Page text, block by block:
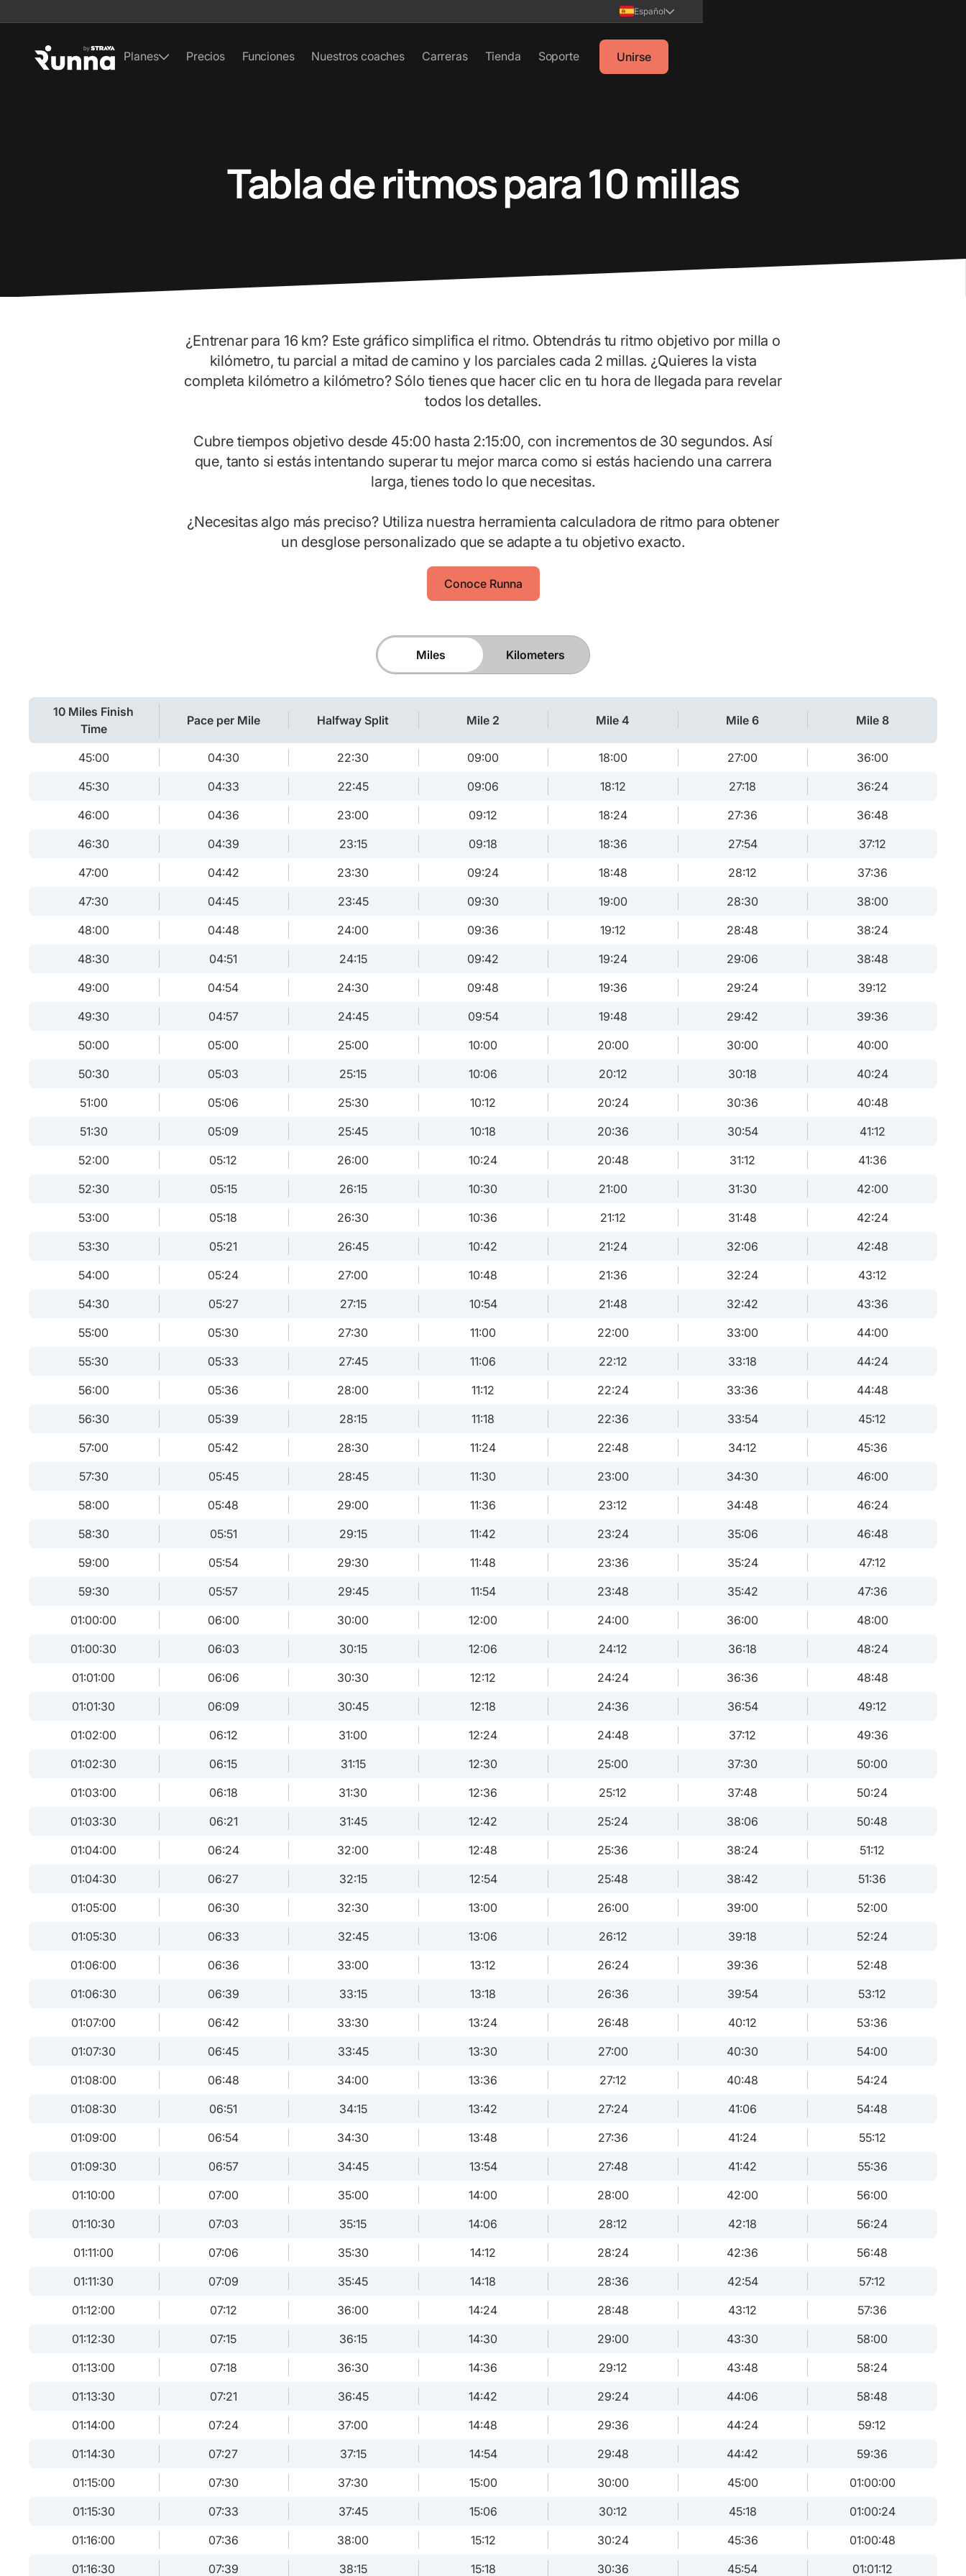
Español
Planes Precios Funciones Nuestros coaches Carreras Tienda Soporte Unirse
Tabla de ritmos para 10 millas
¿Entrenar para 16 km? Este gráfico simplifica el ritmo. Obtendrás tu ritmo objetivo por milla o
kilómetro, tu parcial a mitad de camino y los parciales cada 2 millas. ¿Quieres la vista
completa kilómetro a kilómetro? Sólo tienes que hacer clic en tu hora de llegada para revelar
todos los detalles.
Cubre tiempos objetivo desde 45:00 hasta 2:15:00, con incrementos de 30 segundos. Así
que, tanto si estás intentando superar tu mejor marca como si estás haciendo una carrera
larga, tienes todo lo que necesitas.
¿Necesitas algo más preciso? Utiliza nuestra herramienta calculadora de ritmo para obtener
un desglose personalizado que se adapte a tu objetivo exacto.
Conoce Runna
Miles Kilometers
10 Miles Finish
Time
Pace per Mile Halfway Split Mile 2 Mile 4 Mile 6 Mile 8
45:00 04:30 22:30 09:00 18:00 27:00
36:00
45:30
04:33 22:45 09:06 18:12 27:18
36:24
46:00
04:36 23:00 09:12 18:24 27:36
36:48
46:30
04:39 23:15 09:18 18:36 27:54
37:12
47:00
04:42 23:30 09:24 18:48 28:12
37:36
47:30
04:45 23:45 09:30 19:00 28:30
38:00
48:00
04:48 24:00 09:36 19:12 28:48
38:24
48:30
04:51 24:15 09:42 19:24 29:06
38:48
49:00
04:54 24:30 09:48 19:36 29:24
39:12
49:30
04:57 24:45 09:54 19:48 29:42
39:36
50:00
05:00 25:00 10:00 20:00 30:00
40:00
50:30
05:03 25:15 10:06 20:12 30:18
40:24
51:00
05:06 25:30 10:12 20:24 30:36
40:48
51:30
05:09 25:45 10:18 20:36 30:54
41:12
52:00
05:12 26:00 10:24 20:48 31:12
41:36
52:30
05:15 26:15 10:30 21:00 31:30
42:00
53:00
05:18 26:30 10:36 21:12 31:48
42:24
53:30
05:21 26:45 10:42 21:24 32:06
42:48
54:00
05:24 27:00 10:48 21:36 32:24
43:12
54:30
05:27 27:15 10:54 21:48 32:42
43:36
55:00
05:30 27:30 11:00 22:00 33:00
44:00
55:30
05:33 27:45 11:06 22:12 33:18
44:24
56:00
05:36 28:00 11:12 22:24 33:36
44:48
56:30
05:39 28:15 11:18 22:36 33:54
45:12
57:00
05:42 28:30 11:24 22:48 34:12
45:36
57:30
05:45 28:45 11:30 23:00 34:30
46:00
58:00
05:48 29:00 11:36 23:12 34:48
46:24
58:30
05:51 29:15 11:42 23:24 35:06
46:48
59:00
05:54 29:30 11:48 23:36 35:24
47:12
59:30
05:57 29:45 11:54 23:48 35:42
47:36
01:00:00
06:00 30:00 12:00 24:00 36:00
48:00
01:00:30
06:03 30:15 12:06 24:12 36:18
48:24
01:01:00
06:06 30:30 12:12 24:24 36:36
48:48
01:01:30
06:09 30:45 12:18 24:36 36:54
49:12
01:02:00
06:12 31:00 12:24 24:48 37:12
49:36
01:02:30
06:15 31:15 12:30 25:00 37:30
50:00
01:03:00
06:18 31:30 12:36 25:12 37:48
50:24
01:03:30
06:21 31:45 12:42 25:24 38:06
50:48
01:04:00
06:24 32:00 12:48 25:36 38:24
51:12
01:04:30
06:27 32:15 12:54 25:48 38:42
51:36
01:05:00
06:30 32:30 13:00 26:00 39:00
52:00
01:05:30
06:33 32:45 13:06 26:12 39:18
52:24
01:06:00
06:36 33:00 13:12 26:24 39:36
52:48
01:06:30
06:39 33:15 13:18 26:36 39:54
53:12
01:07:00
06:42 33:30 13:24 26:48 40:12
53:36
01:07:30
06:45 33:45 13:30 27:00 40:30
54:00
01:08:00
06:48 34:00 13:36 27:12 40:48
54:24
01:08:30
06:51 34:15 13:42 27:24 41:06
54:48
01:09:00
06:54 34:30 13:48 27:36 41:24
55:12
01:09:30
06:57 34:45 13:54 27:48 41:42
55:36
01:10:00
07:00 35:00 14:00 28:00 42:00
56:00
01:10:30
07:03 35:15 14:06 28:12 42:18
56:24
01:11:00
07:06 35:30 14:12 28:24 42:36
56:48
01:11:30
07:09 35:45 14:18 28:36 42:54
57:12
01:12:00
07:12 36:00 14:24 28:48 43:12
57:36
01:12:30
07:15 36:15 14:30 29:00 43:30
58:00
01:13:00
07:18 36:30 14:36 29:12 43:48
58:24
01:13:30
07:21 36:45 14:42 29:24 44:06
58:48
01:14:00
07:24 37:00 14:48 29:36 44:24
59:12
01:14:30
07:27 37:15 14:54 29:48 44:42
59:36
01:15:00
07:30 37:30 15:00 30:00 45:00
01:00:00
01:15:30
07:33 37:45 15:06 30:12 45:18
01:00:24
01:16:00
07:36 38:00 15:12 30:24 45:36
01:00:48
01:16:30
07:39 38:15 15:18 30:36 45:54 01:01:12